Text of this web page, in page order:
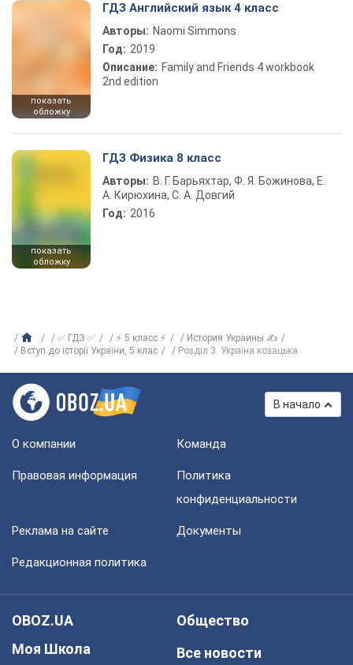
показать
обложку
ГДЗ Английский язык 4 класс
Авторы: Naomi Simmons
Год: 2019
Описание: Family and Friends 4 workbook
2nd edition
показать
обложку
ГДЗ Физика 8 класс
Авторы: В. Г. Барьяхтар, Ф. Я. Божинова, Е.
А. Кирюхина, С. А. Довгий
Год: 2016
✅ ГДЗ ✅ ⚡ 5 класс ⚡
История Украины ✍
Вступ до історії України, 5 клас
Розділ 3. Україна козацька
В начало
О компании Команда
Правовая информация
Политика
конфиденциальности
Реклама на сайте Документы
Редакционная политика
OBOZ.UA
Моя Школа
Общество
Все новости